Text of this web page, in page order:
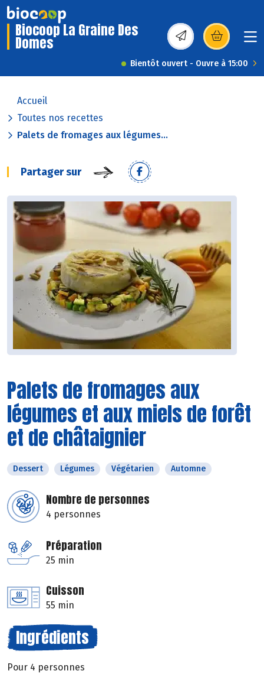
Biocoop La Graine Des
Domes (s’ouvre dans une
Bientôt ouvert - Ouvre à 15:00
Accueil
Toutes nos recettes
Palets de fromages aux légumes...
Partager sur
Palets de fromages aux
légumes et aux miels de forêt
et de châtaignier
Dessert Légumes Végétarien Automne
Nombre de personnes
4 personnes
Préparation
25 min
Cuisson
55 min
Ingrédients
Pour 4 personnes